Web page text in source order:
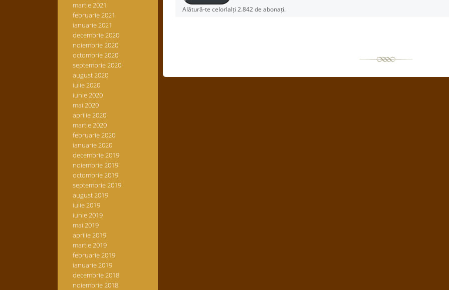
martie 2021
februarie 2021
ianuarie 2021
decembrie 2020
noiembrie 2020
octombrie 2020
septembrie 2020
august 2020
iulie 2020
iunie 2020
mai 2020
aprilie 2020
martie 2020
februarie 2020
ianuarie 2020
decembrie 2019
noiembrie 2019
octombrie 2019
septembrie 2019
august 2019
iulie 2019
iunie 2019
mai 2019
aprilie 2019
martie 2019
februarie 2019
ianuarie 2019
decembrie 2018
noiembrie 2018
Alătură-te celorlalți 2.842 de abonați.